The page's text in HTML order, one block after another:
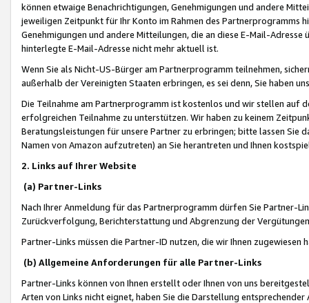
können etwaige Benachrichtigungen, Genehmigungen und andere
jeweiligen Zeitpunkt für Ihr Konto im Rahmen des Partnerprogramms
Genehmigungen und andere Mitteilungen, die an diese E-Mail-
hinterlegte E-Mail-Adresse nicht mehr aktuell ist.
Wenn Sie als Nicht-US-Bürger am Partnerprogramm teilnehmen,
außerhalb der Vereinigten Staaten erbringen, es sei denn, Sie haben
Die Teilnahme am Partnerprogramm ist kostenlos und wir stellen auf
erfolgreichen Teilnahme zu unterstützen. Wir haben zu keinem
Beratungsleistungen für unsere Partner zu erbringen; bitte lassen Sie
Namen von Amazon aufzutreten) an Sie herantreten und Ihnen
2. Links auf Ihrer Website
(a) Partner-Links
Nach Ihrer Anmeldung für das Partnerprogramm dürfen Sie Partner-
Zurückverfolgung, Berichterstattung und Abgrenzung der
Partner-Links müssen die Partner-ID nutzen, die wir Ihnen zugewiesen
(b) Allgemeine Anforderungen für alle Partner-Links
Partner-Links können von Ihnen erstellt oder Ihnen von uns
Arten von Links nicht eignet, haben Sie die Darstellung